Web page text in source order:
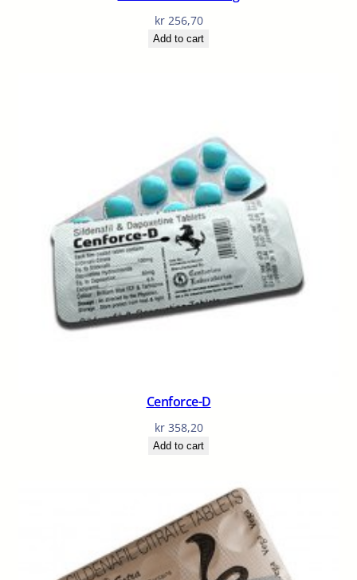
kr256,70
Add to cart
Cenforce-D
kr358,20
Add to cart